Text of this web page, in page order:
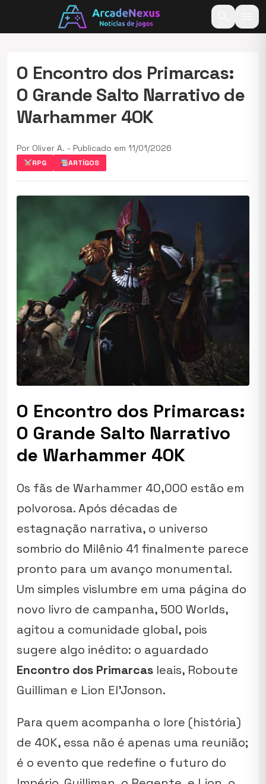
O Encontro dos Primarcas:
O Grande Salto Narrativo de
Warhammer 40K
Por Oliver A. - Publicado em 11/01/2026
RPG ARTÍGOS
O Encontro dos Primarcas:
O Grande Salto Narrativo
de Warhammer 40K
Os fãs de Warhammer 40,000 estão em
polvorosa. Após décadas de
estagnação narrativa, o universo
sombrio do Milênio 41 finalmente parece
pronto para um avanço monumental.
Um simples vislumbre em uma página do
novo livro de campanha, 500 Worlds,
agitou a comunidade global, pois
sugere algo inédito: o aguardado
Encontro dos Primarcas leais, Roboute
Guilliman e Lion El’Jonson.
Para quem acompanha o lore (história)
de 40K, essa não é apenas uma reunião;
é o evento que redefine o futuro do